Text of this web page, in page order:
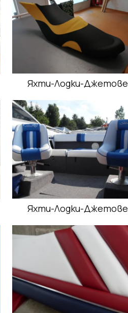
Яхти-Лодки-Джетове
Яхти-Лодки-Джетове